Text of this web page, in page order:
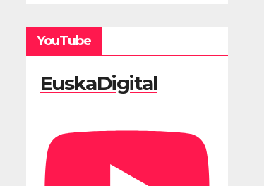
YouTube
EuskaDigital